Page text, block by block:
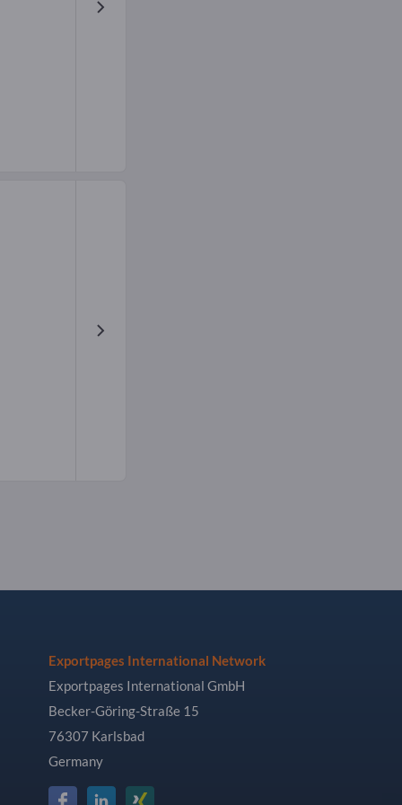
Exportpages International Network
Exportpages International GmbH
Becker-Göring-Straße 15
76307 Karlsbad
Germany